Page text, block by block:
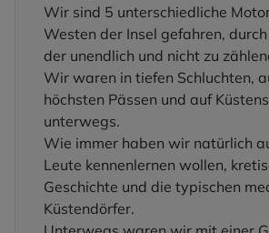
Wir sind 5 unterschiedliche
Westen der Insel gefahren,
der unendlich und nicht zu
Wir waren in tiefen Schluchten,
höchsten Pässen und auf
unterwegs.
Wie immer haben wir natürlich
Leute kennenlernen wollen,
Geschichte und die typischen
Küstendörfer.